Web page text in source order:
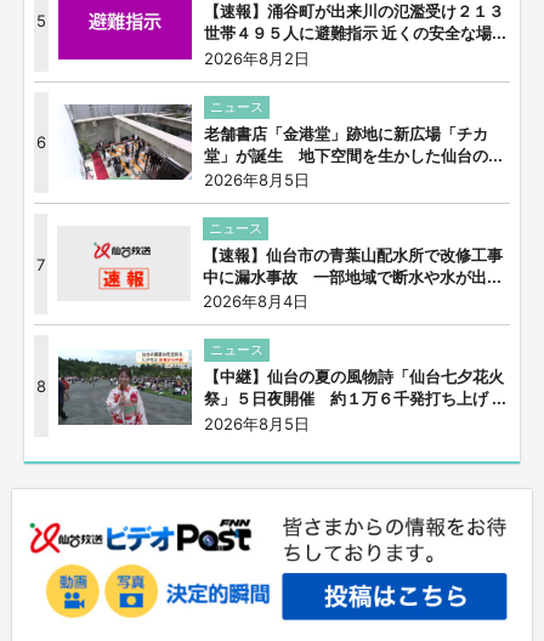
5
【速報】涌谷町が出来川の氾濫受け２１３
世帯４９５人に避難指示 近くの安全な場...
2026年8月2日
6
ニュース
老舗書店「金港堂」跡地に新広場「チカ
堂」が誕生 地下空間を生かした仙台の...
2026年8月5日
7
ニュース
【速報】仙台市の青葉山配水所で改修工事
中に漏水事故 一部地域で断水や水が出...
2026年8月4日
8
ニュース
【中継】仙台の夏の風物詩「仙台七夕花火
祭」５日夜開催 約１万６千発打ち上げ ...
2026年8月5日